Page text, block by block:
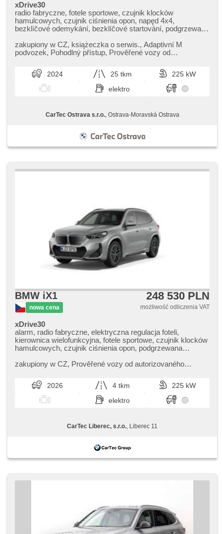
xDrive30
radio fabryczne, fotele sportowe, czujnik klocków
hamulcowych, czujnik ciśnienia opon, napęd 4x4,
bezklíčové odemykání, bezklíčové startování, podgrzewane
pola, asystent parkowania, LED denní svícení
zakupiony w CZ,​ książeczka o serwis.,​ Adaptivní M
podvozek,​ Pohodlný přístup,​ Prověřené vozy od
2024 25 tkm
225 kW
elektro
CarTec Ostrava s.r.o., Ostrava-Moravská Ostrava
BMW iX1
nowa cena
248 530 PLN
możliwość odliczenia VAT
xDrive30
alarm, radio fabryczne, elektryczna regulacja foteli,
kierownica wielofunkcyjna, fotele sportowe, czujnik klocków
hamulcowych, czujnik ciśnienia opon, podgrzewana
bezklíčové odemykání, bezklíčové startování, head-up
asystent martwego pola, LED denní svícení
zakupiony w CZ,​ Prověřené vozy od autorizovaného
kontaktujte naše prodejce nebo ná...
2026 4 tkm
225 kW
elektro
CarTec Liberec, s.r.o. , Liberec 11